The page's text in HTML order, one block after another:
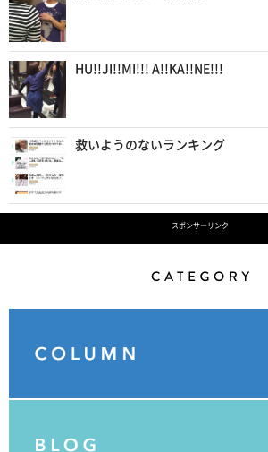
HU!!JI!!MI!!! A!!KA!!NE!!!
救いようのないランキング
スポンサーリンク